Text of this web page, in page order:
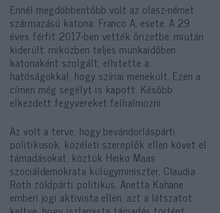
Ennél megdöbbentőbb volt az olasz-német
származású katona, Franco A. esete. A 29
éves férfit 2017-ben vették őrizetbe, miután
kiderült: miközben teljes munkaidőben
katonaként szolgált, elhitette a
hatóságokkal, hogy szíriai menekült. Ezen a
címen még segélyt is kapott. Később
elkezdett fegyvereket felhalmozni.
Az volt a terve, hogy bevándorláspárti
politikusok, közéleti szereplők ellen követ el
támadásokat, köztük Heiko Maas
szociáldemokrata külügyminiszter, Claudia
Roth zöldpárti politikus, Anetta Kahane
emberi jogi aktivista ellen, azt a látszatot